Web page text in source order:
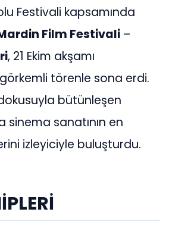
Festivali kapsamında
Film Festivali –
, 21 Ekim akşamı
törenle sona erdi.
bütünleşen
sinema sanatının en
izleyiciyle buluşturdu.